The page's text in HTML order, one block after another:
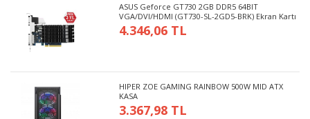
ASUS Geforce GT730 2GB DDR5 64BIT
VGA/DVI/HDMI (GT730-SL-2GD5-BRK) Ekran Kartı
4.346,06 TL
HIPER ZOE GAMING RAINBOW 500W MID ATX
KASA
3.367,98 TL